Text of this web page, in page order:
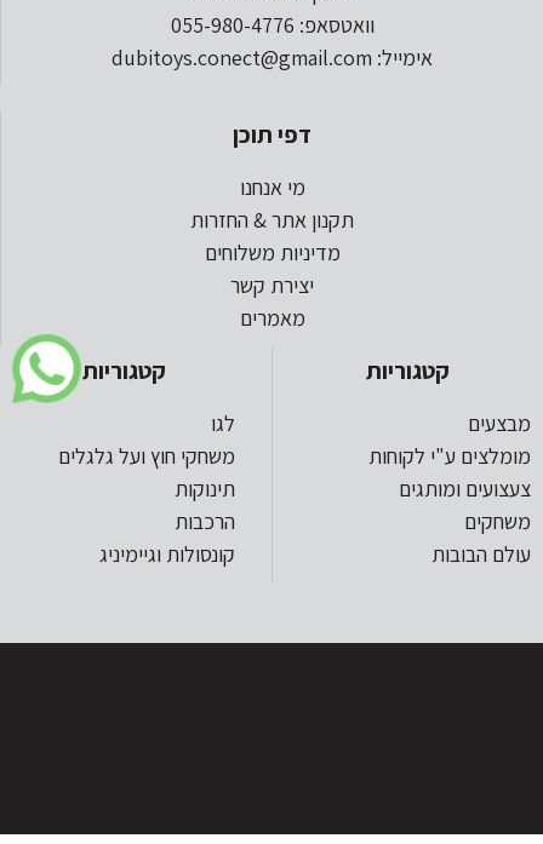
וואטסאפ: 055-980-4776
אימייל: dubitoys.conect@gmail.com
דפי תוכן
מי אנחנו
תקנון אתר & החזרות
מדיניות משלוחים
יצירת קשר
מאמרים
קטגוריות
מבצעים
מומלצים ע"י לקוחות
צעצועים ומותגים
משחקים
עולם הבובות
קטגוריות
לגו
משחקי חוץ ועל גלגלים
תינוקות
הרכבות
קונסולות וגיימיניג